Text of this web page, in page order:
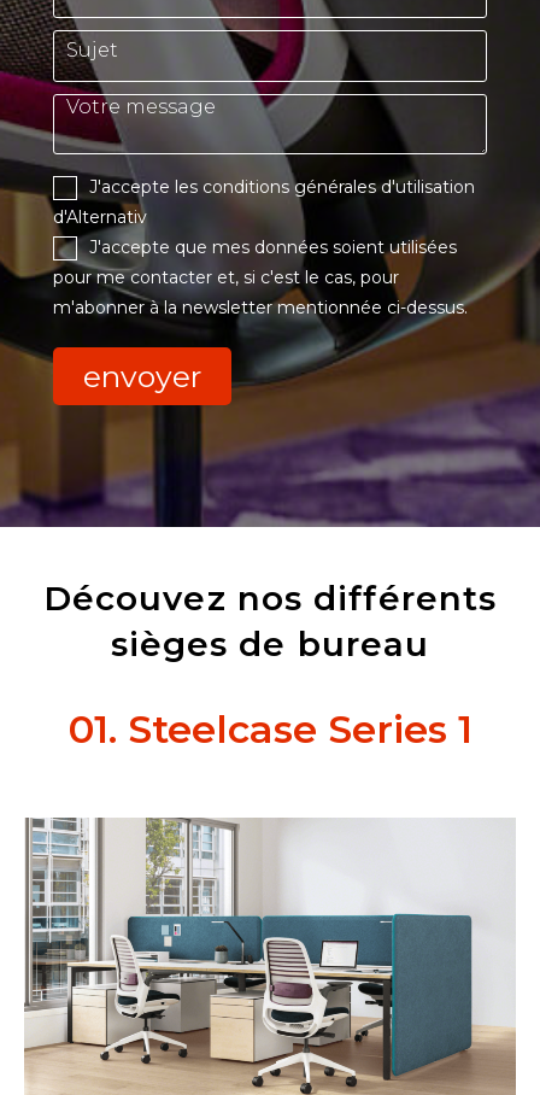
J'accepte les conditions générales d'utilisation
d'Alternativ
J'accepte que mes données soient utilisées
pour me contacter et, si c'est le cas, pour
m'abonner à la newsletter mentionnée ci-dessus.
Découvez nos différents
sièges de bureau
01. Steelcase Series 1